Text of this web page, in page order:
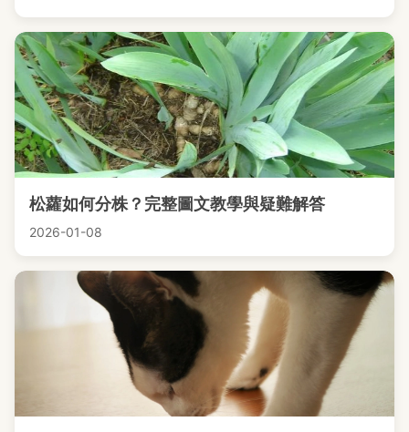
松蘿如何分株？完整圖文教學與疑難解答
2026-01-08